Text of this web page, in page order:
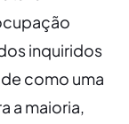
inquiridos
como uma
a maioria,